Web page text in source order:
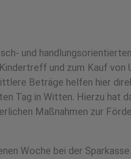
und
und zum Kauf von
Beträge helfen hier
Tag in Witten. Hierzu hat
Maßnahmen zur
Woche bei der